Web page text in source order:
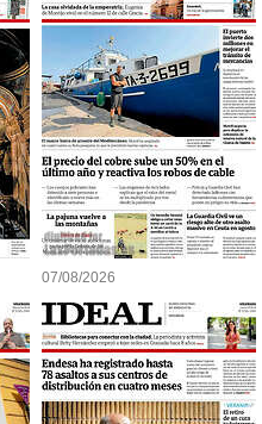
07/08/2026